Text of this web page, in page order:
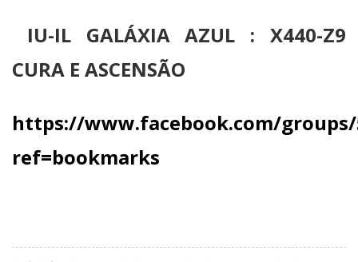
IU-IL GALÁXIA AZUL : X440-Z9
CURA E ASCENSÃO
https://www.facebook.com/groups/
ref=bookmarks